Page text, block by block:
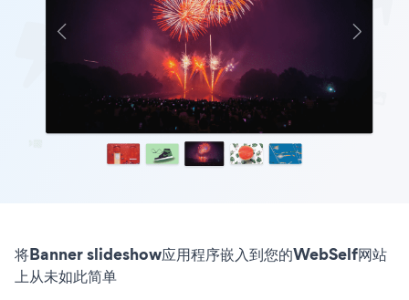
将Banner slideshow应用程序嵌入到您的WebSelf网站
上从未如此简单